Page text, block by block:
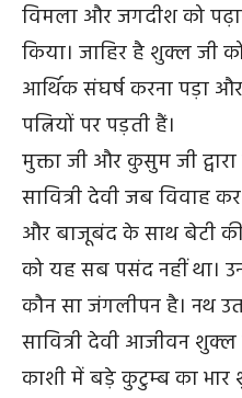
विमला और जगदीश को
किया। जाहिर है शुक्ल जी
आर्थिक संघर्ष करना पड़ा
पत्नियों पर पड़ती हैं।
मुक्ता जी और कुसुम जी
सावित्री देवी जब विवाह
और बाजूबंद के साथ बेटी
को यह सब पसंद नहीं था।
कौन सा जंगलीपन है। नथ
सावित्री देवी आजीवन शुक्ल
काशी में बड़े कुटुम्ब का